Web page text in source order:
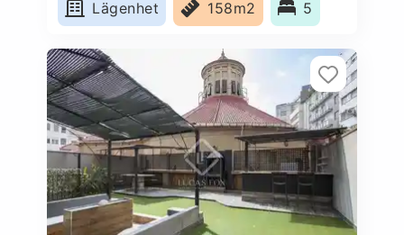
Lägenhet 158m2 5